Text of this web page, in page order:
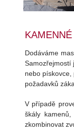
Dodáváme
Samozřejmostí
nebo
požadavků
V případě
škály
zkombinovat